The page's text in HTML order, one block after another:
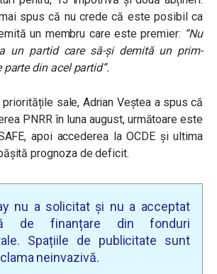
spus că nu crede că este posibil ca
un membru care este premier: “Nu
un partid care să-și demită un prim-
din acel partid”.
sale, Adrian Veștea a spus că
PNRR în luna august, următoare este
apoi accederea la OCDE și ultima
prognoza de deficit.
nu a solicitat și nu a acceptat
de finanțare din fonduri
Spațiile de publicitate sunt
neinvazivă.